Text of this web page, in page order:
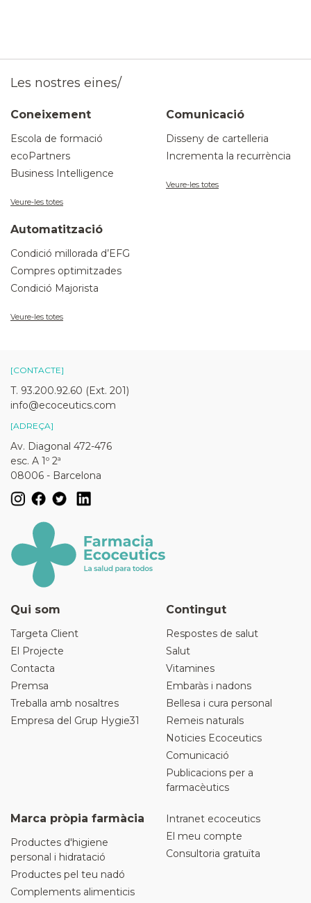
Les nostres eines/
Coneixement
Escola de formació
ecoPartners
Business Intelligence
Veure-les totes
Comunicació
Disseny de cartelleria
Incrementa la recurrència
Veure-les totes
Automatització
Condició millorada d’EFG
Compres optimitzades
Condició Majorista
Veure-les totes
[CONTACTE]
T. 93.200.92.60 (Ext. 201)
info@ecoceutics.com
[ADREÇA]
Av. Diagonal 472-476
esc. A 1º 2ª
08006 - Barcelona
Qui som
Targeta Client
El Projecte
Contacta
Premsa
Treballa amb nosaltres
Empresa del Grup Hygie31
Contingut
Respostes de salut
Salut
Vitamines
Embaràs i nadons
Bellesa i cura personal
Remeis naturals
Noticies Ecoceutics
Comunicació
Publicacions per a
farmacèutics
Marca pròpia farmàcia
Productes d'higiene
personal i hidratació
Productes pel teu nadó
Complements alimenticis
Intranet ecoceutics
El meu compte
Consultoria gratuïta